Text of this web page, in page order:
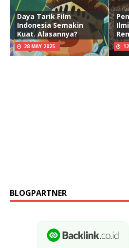
Daya Tarik Film
Indonesia Semakin
Kuat. Alasannya?
28 MAY 2025
BLOGPARTNER